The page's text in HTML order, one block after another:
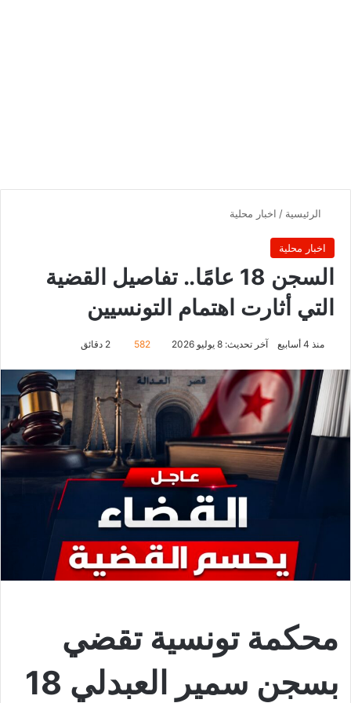
الرئيسية / اخبار محلية
اخبار محلية
السجن 18 عامًا.. تفاصيل القضية
التي أثارت اهتمام التونسيين
منذ 4 أسابيع آخر تحديث: 8 يوليو 2026 582
محكمة تونسية تقضي
بسجن سمير العبدلي 18